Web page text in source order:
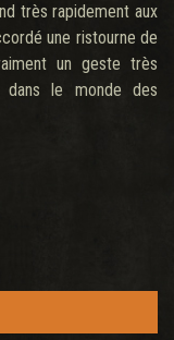
très rapidement aux
une ristourne de
un geste très
dans le monde des